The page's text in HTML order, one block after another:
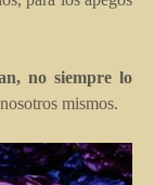
no siempre lo
mismos.